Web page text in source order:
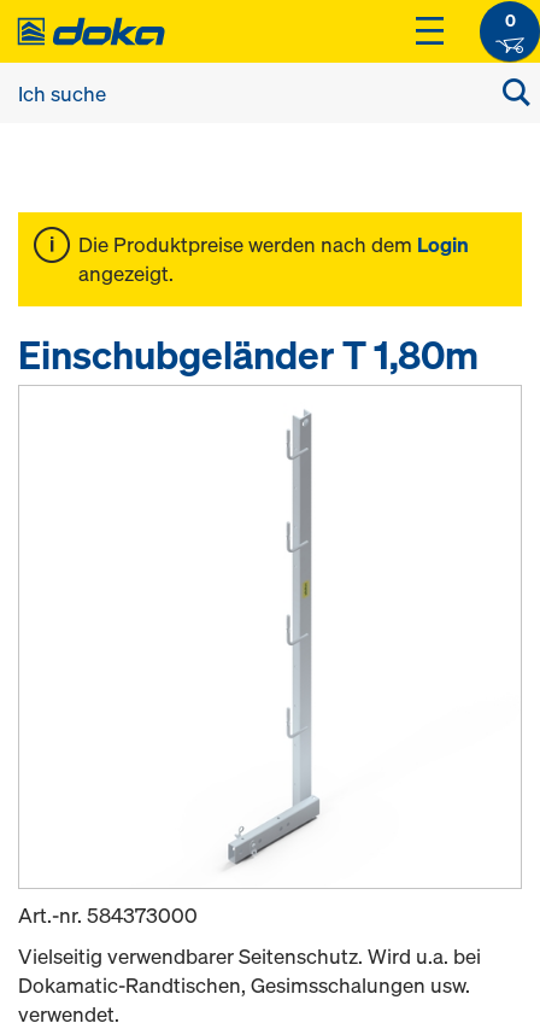
0
Die Produktpreise werden nach dem Login
angezeigt.
Einschubgeländer T 1,80m
Art.-nr. 584373000
Vielseitig verwendbarer Seitenschutz. Wird u.a. bei
Dokamatic-Randtischen, Gesimsschalungen usw.
verwendet.